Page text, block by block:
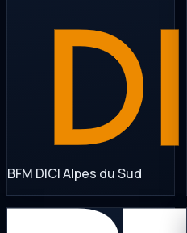
BFM DICI Alpes du Sud